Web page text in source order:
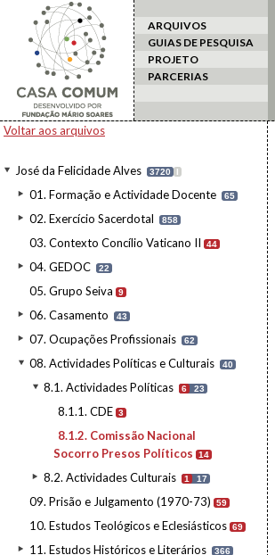
ARQUIVOS
GUIAS DE PESQUISA
PROJETO
PARCERIAS
Voltar aos arquivos
José da Felicidade Alves 3720 I
01. Formação e Actividade Docente 65
02. Exercício Sacerdotal 858
03. Contexto Concílio Vaticano II 44
04. GEDOC 22
05. Grupo Seiva 9
06. Casamento 43
07. Ocupações Profissionais 62
08. Actividades Políticas e Culturais 40
8.1. Actividades Políticas 6 23
8.1.1. CDE 3
8.1.2. Comissão Nacional
Socorro Presos Políticos
14
8.2. Actividades Culturais 1 17
09. Prisão e Julgamento (1970-73) 59
10. Estudos Teológicos e Eclesiásticos 69
11. Estudos Históricos e Literários 366